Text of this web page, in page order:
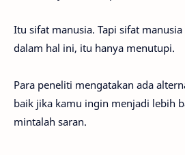
Itu sifat manusia. Tapi sifat
dalam hal ini, itu hanya menutupi.
Para peneliti mengatakan ada
baik jika kamu ingin menjadi lebih
mintalah saran.